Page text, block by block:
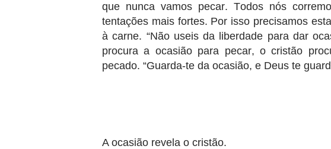
que nunca vamos pecar. Todos nós
tentações mais fortes. Por isso precisamos
à carne. “Não useis da liberdade para dar
procura a ocasião para pecar, o cristão
pecado. “Guarda-te da ocasião, e Deus te
A ocasião revela o cristão.